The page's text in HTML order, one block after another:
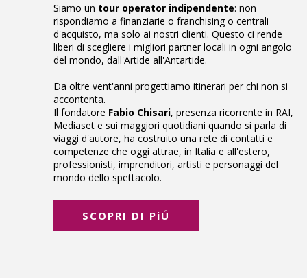
Siamo un tour operator indipendente: non
rispondiamo a finanziarie o franchising o centrali
d'acquisto, ma solo ai nostri clienti. Questo ci rende
liberi di scegliere i migliori partner locali in ogni angolo
del mondo, dall'Artide all'Antartide.
Da oltre vent'anni progettiamo itinerari per chi non si
accontenta.
Il fondatore Fabio Chisari, presenza ricorrente in RAI,
Mediaset e sui maggiori quotidiani quando si parla di
viaggi d'autore, ha costruito una rete di contatti e
competenze che oggi attrae, in Italia e all'estero,
professionisti, imprenditori, artisti e personaggi del
mondo dello spettacolo.
SCOPRI DI PiÚ